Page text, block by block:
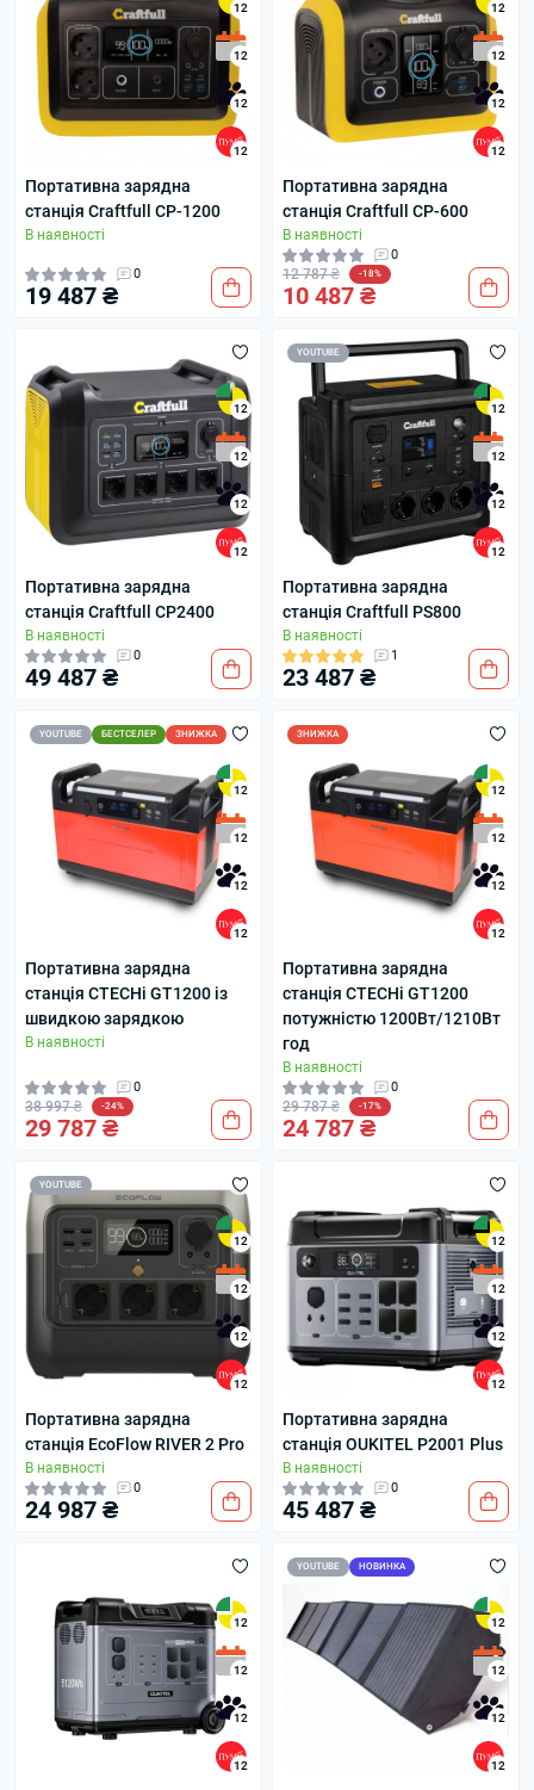
12
12
12
12
Портативна зарядна
станція Craftfull CP-1200
В наявності
0
19 487 ₴
12
12
12
12
Портативна зарядна
станція Craftfull CP-600
В наявності
0
12 787 ₴ -18%
10 487 ₴
12
12
12
12
Портативна зарядна
станція Craftfull CP2400
В наявності
0
49 487 ₴
YOUTUBE
12
12
12
12
Портативна зарядна
станція Craftfull PS800
В наявності
1
23 487 ₴
YOUTUBE БЕСТСЕЛЕР ЗНИЖКА
12
12
12
12
Портативна зарядна
станція CTECHi GT1200 із
швидкою зарядкою
В наявності
0
38 997 ₴ -24%
29 787 ₴
ЗНИЖКА
12
12
12
12
Портативна зарядна
станція CTECHi GT1200
потужністю 1200Вт/1210Вт
год
В наявності
0
29 787 ₴ -17%
24 787 ₴
YOUTUBE
12
12
12
12
Портативна зарядна
станція EcoFlow RIVER 2 Pro
В наявності
0
24 987 ₴
12
12
12
12
Портативна зарядна
станція OUKITEL P2001 Plus
В наявності
0
45 487 ₴
12
12
12
12
YOUTUBE НОВИНКА
12
12
12
12